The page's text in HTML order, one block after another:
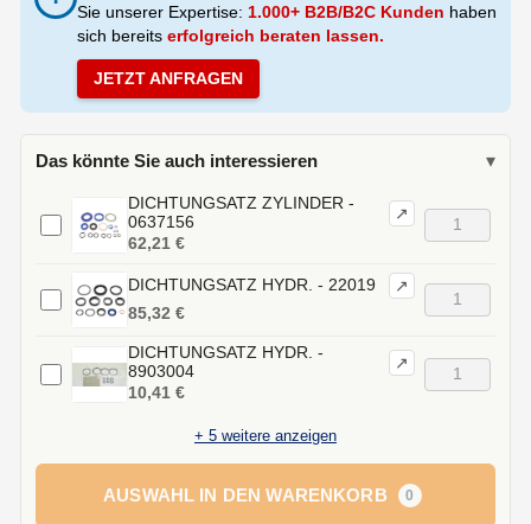
Sie unserer Expertise: 1.000+ B2B/B2C Kunden haben
sich bereits erfolgreich beraten lassen.
JETZT ANFRAGEN
Das könnte Sie auch interessieren ▾
DICHTUNGSATZ ZYLINDER -
0637156
↗
62,21 €
DICHTUNGSATZ HYDR. - 22019 ↗
85,32 €
DICHTUNGSATZ HYDR. -
8903004
↗
10,41 €
+ 5 weitere anzeigen
AUSWAHL IN DEN WARENKORB 0